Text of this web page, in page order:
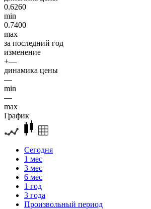
0.6260
min
0.7400
max
за последний год
изменение
+—
динамика цены
—
min
—
max
График
Сегодня
1 мес
3 мес
6 мес
1 год
3 года
Произвольный период